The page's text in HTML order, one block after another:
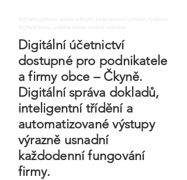
digitalni uctnictvi, online uctnictvi, bezpapirove uctnictvi, moderni
digitalni firma, uctarna online, ontime uctovani
Digitální účetnictví
dostupné pro podnikatele
a firmy obce – Čkyně.
Digitální správa dokladů,
inteligentní třídění a
automatizované výstupy
výrazně usnadní
každodenní fungování
firmy.